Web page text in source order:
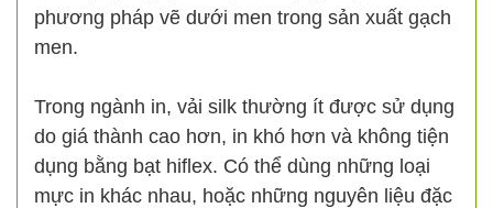
phương pháp vẽ dưới men trong sản xuất gạch
men.
Trong ngành in, vải silk thường ít được sử dụng
do giá thành cao hơn, in khó hơn và không tiện
dụng bằng bạt hiflex. Có thể dùng những loại
mực in khác nhau, hoặc những nguyên liệu đặc